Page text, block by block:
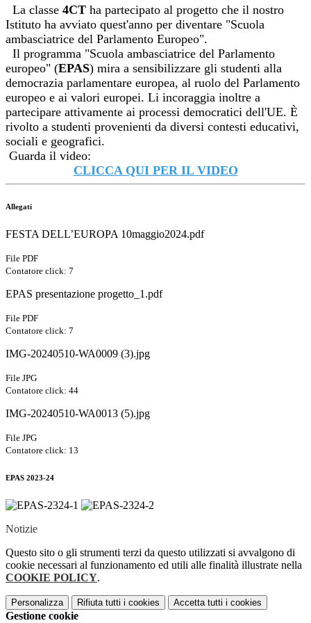
La classe 4CT ha partecipato al progetto che il nostro
Istituto ha avviato quest'anno per diventare "Scuola
ambasciatrice del Parlamento Europeo".
Il programma "Scuola ambasciatrice del Parlamento
europeo" (EPAS) mira a sensibilizzare gli studenti alla
democrazia parlamentare europea, al ruolo del Parlamento
europeo e ai valori europei. Li incoraggia inoltre a
partecipare attivamente ai processi democratici dell'UE. È
rivolto a studenti provenienti da diversi contesti educativi,
sociali e geografici.
Guarda il video:
CLICCA QUI PER IL VIDEO
Allegati
FESTA DELL’EUROPA 10maggio2024.pdf
File PDF
Contatore click: 7
EPAS presentazione progetto_1.pdf
File PDF
Contatore click: 7
IMG-20240510-WA0009 (3).jpg
File JPG
Contatore click: 44
IMG-20240510-WA0013 (5).jpg
File JPG
Contatore click: 13
EPAS 2023-24
Notizie
Questo sito o gli strumenti terzi da questo utilizzati si avvalgono di
cookie necessari al funzionamento ed utili alle finalità illustrate nella
COOKIE POLICY.
Personalizza Rifiuta tutti i cookies Accetta tutti i cookies
Gestione cookie